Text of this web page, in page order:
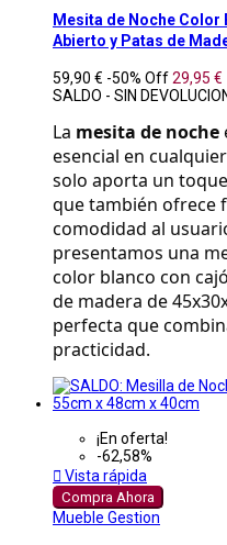
Mesita de Noche Color
Abierto y Patas de
59,90 € -50% Off29,95 €
SALDO - SIN
La mesita de noche
esencial en
solo aporta un
que también ofrece
comodidad al
presentamos una
color blanco con
de madera de
perfecta que
practicidad.
¡En oferta!
-62,58%
 Vista rápida
Compra Ahora
Mueble Gestion